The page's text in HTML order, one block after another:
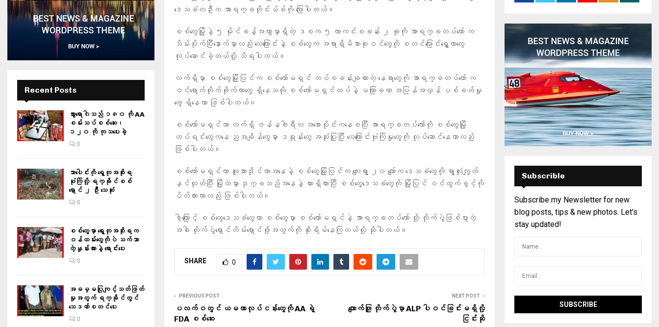
ဒေသခံတဦးက အာရက္ခတိုင်းမ်စ်ကို ပြောပါတယ်။
စစ်တွေမြို့နဲ့ ၅ မိုင်ခန့်အကွာမှာရှိတဲ့ ဒစက ၅ ကာကင်းစခန်း ၂ ခုကို အာရက္ခတပ်တော် က
သိမ်းပိုက်ပြီးနောက်မှာလည်း လေကြောင်းနဲ့ စစ်တွေက အရာရှိမိသားစုဝင်တွေကို စတင်ပြောင်းရွှေ့တာတွေ
လုပ်ဆောင်ခဲ့တယ်လို့ သိရပါတယ်။
လက်ရှိမှာ စစ်တွေမြို့ပြင်က စစ်ကော်မရှင် တပ်စခန်းချထားတဲ့ နေရာတွေကို အာရက္ခတပ်တော် က
ဝင်ရောက်တိုက်ခိုက်တာတွေ ရှိနေသလို စစ်ကော်မရှင်တပ်နဲ့ မကြာခဏ အပြန်အလှန် ပစ်ခတ်မှု
တွေ ရှိနေတာ ဖြစ်ပါတယ်။
စစ်ကော်မရှင်ဟာ လက်ရှိ ဇန်နဝါရီလ အစောပိုင်းကနေစပြီး အာရက္ခတပ်တော်ကို စစ်တွေမြို့
တပ်ရင်းတွေကနေ ညအချိန်တွေမှာ ဒရုန်းတွေ အသုံးပြုပြီး လေကြောင်းဗုံးကြဲမှုတွေကို လုပ်ဆောင်နေတာလည်း
ဖြစ်ပါတယ်။
စစ်ကော်မရှင်ဟာ လူသားဒိုင်ကာအနေနဲ့ စစ်တွေမြို့ပြင်က ကျေးရွာ ၂၀ ကျော်က ဒေသခံတွေကို ရွာလုံးကျွတ်
နှင်ထုတ်ပြီး မြို့ထဲမှာ ဒုက္ခသည်အနေနဲ့ ထားရှိထားပြီး စစ်တွေဒေသခံတွေကို မြို့ပြင် ဝင်ထွက်ခွင့်ကို
ပိတ်ထားတာလည်း ဖြစ်ပါတယ်။
ဒါ့ကြောင့် စစ်တွေဒေသခံတွေဟာ စစ်တွေမှာ စစ်ကော်မရှင်နဲ့ အာရက္ခတပ်တော် တို့ တိုက်ပွဲဖြစ်ပွားတဲ့
အခါ တိုက်ပွဲရှောင်တိမ်းရှောင်ဖို့အတွက်ကို စိုးရိမ်နေကြတယ်လို့ ဆိုပါတယ်။
SHARE 0
PREVIOUS POST
ပလက်ဝတွင် ယမကာလုပ်ငန်းတွေကို AA ရဲ့
FDA စစ်ဆေး
NEXT POST
ကျောက်ဖြူ တိုက်ပွဲမှာ ALP ပါဝင်ခြင်းမရှိလို့
ငြင်းဆို
Recent Posts
သွားရောဂါသည် ၁၈၀ ကို AA
စမ်းသပ်စစ်ဆေး၊
၁၂၀ ကို ကုသပေးခဲ့
0
သာပေါင်းကို ရွေတုအစိုးရ
ဗုံးကြဲလို့ ရက္ခိုင်စစ်
ရှောင် ၂ ဦး သေဆုံး
0
စစ်တွေမှာ ရွေးတုအစိုးရက
ဝန်ထမ်းတွေကိုပဲ သက်သာ
တဲ့နှုန်းထားနဲ့ ရောင်းပေး
0
အဓမ္မပြုကျင့်သတ်ဖြတ်
မှုအတွက် ရက္ခိုင်တွင်
သေဒဏ်စတင်ပေး
0
Subscrible
Subscribe my Newsletter for new
blog posts, tips & new photos. Let's
stay updated!